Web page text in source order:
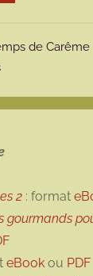
t
e
de Carême
2 : format
gourmands
eBook ou PDF